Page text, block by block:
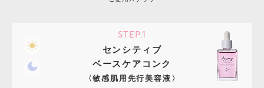
STEP.1
センシティブ
ベースケアコンク
〈敏感肌用先行美容液〉